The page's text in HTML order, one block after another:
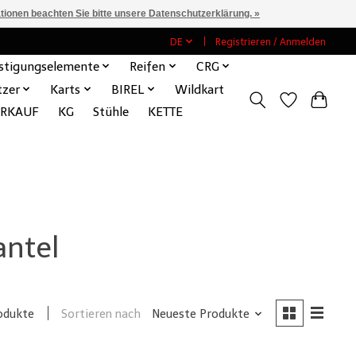
DE Registrieren / Anmelden
Reifen
CRG
Karts BIREL
Wildkart
KG Stühle
KETTE
Sortieren nach Neueste Produkte
beachten Sie bitte unsere Datenschutzerklärung. »